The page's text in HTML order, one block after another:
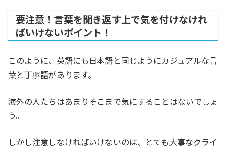
要注意！言葉を聞き返す上で気を付けなけれ
ばいけないポイント！
このように、英語にも日本語と同じようにカジュアルな言
葉と丁寧語があります。
海外の人たちはあまりそこまで気にすることはないでしょ
う。
しかし注意しなければいけないのは、とても大事なクライ